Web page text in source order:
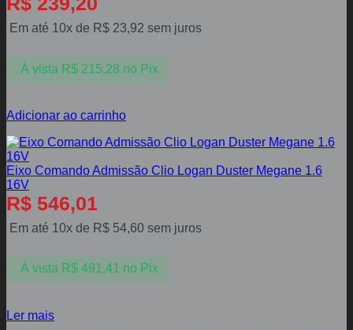
Em até 10x de R$ 23,92 sem juros
À vista R$215,28 no Pix
Adicionar ao carrinho
Eixo Comando Admissão Clio Logan Duster Megane 1.6
16V
R$ 546,01
Em até 10x de R$ 54,60 sem juros
À vista R$491,41 no Pix
Ler mais